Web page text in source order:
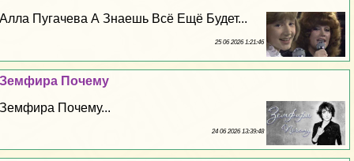
Алла Пугачева А Знаешь Всё Ещё Будет...
25 06 2026 1:21:46
Земфира Почему
Земфира Почему...
24 06 2026 13:39:48